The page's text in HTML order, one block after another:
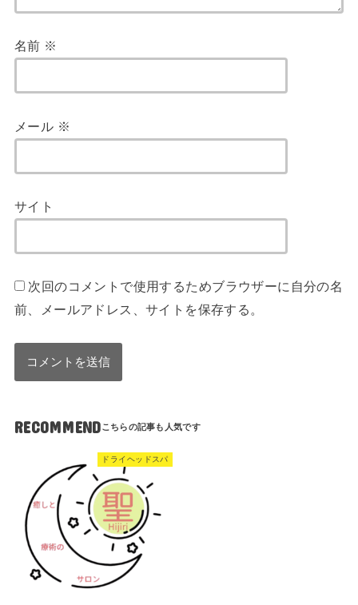
名前 ※
メール ※
サイト
次回のコメントで使用するためブラウザーに自分の名
前、メールアドレス、サイトを保存する。
RECOMMEND
ドライヘッドスパ